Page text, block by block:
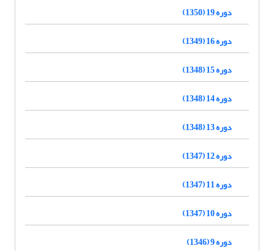
دوره 19 (1350)
دوره 16 (1349)
دوره 15 (1348)
دوره 14 (1348)
دوره 13 (1348)
دوره 12 (1347)
دوره 11 (1347)
دوره 10 (1347)
دوره 9 (1346)